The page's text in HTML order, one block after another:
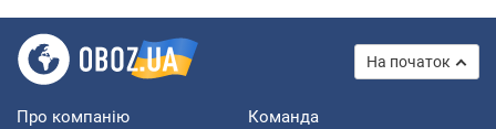
На початок
Про компанію Команда